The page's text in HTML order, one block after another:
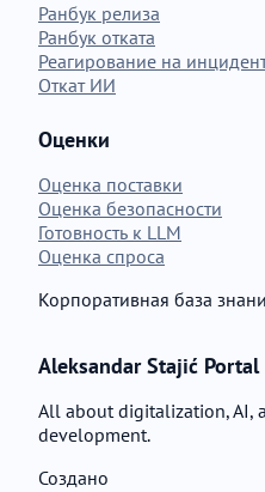
Ранбук релиза
Ранбук отката
Реагирование на
Откат ИИ
Оценки
Оценка поставки
Оценка безопасности
Готовность к LLM
Оценка спроса
Корпоративная база
Aleksandar Stajić Portal
All about digitalization, AI,
development.
Создано